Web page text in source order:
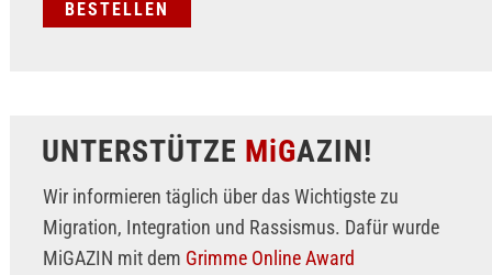
UNTERSTÜTZE MiGAZIN!
Wir informieren täglich über das Wichtigste zu
Migration, Integration und Rassismus. Dafür wurde
MiGAZIN mit dem Grimme Online Award